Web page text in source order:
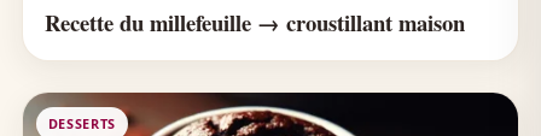
Recette du millefeuille → croustillant maison
DESSERTS